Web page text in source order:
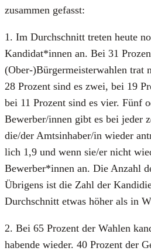
zusam­men gefasst:
1. Im Durch­schnitt tre­ten heu­te
Kandidat*innen an. Bei 31
(Ober-)Bürgermeisterwahlen trat
28 Pro­zent sind es zwei, bei 19
bei 11 Pro­zent sind es vier. Fünf
Bewerber/innen gibt es bei jeder
die/der Amtsinhaber/in wie­der
lich 1,9 und wenn sie/er nicht
Bewerber*innen an. Die Anzahl
Übri­gens ist die Zahl der
Durch­schnitt etwas höher als in
2. Bei 65 Pro­zent der Wah­len
ha­ben­de wie­der. 40 Pro­zent der